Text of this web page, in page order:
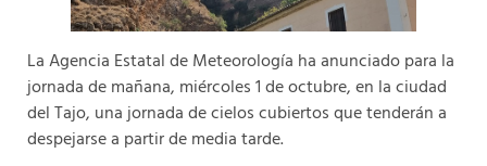
La Agencia Estatal de Meteorología ha anunciado para la
jornada de mañana, miércoles 1 de octubre, en la ciudad
del Tajo, una jornada de cielos cubiertos que tenderán a
despejarse a partir de media tarde.